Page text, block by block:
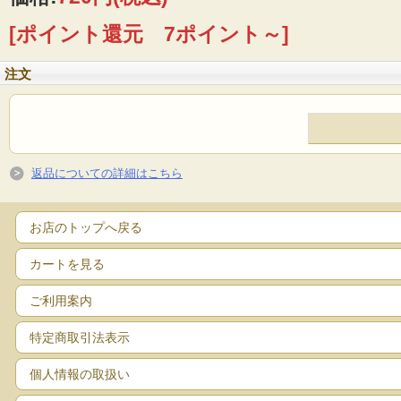
未来の子どもたちのために
北海道オーガニックデザイン風土火水は1988年創業当初よりオーガニック普及に取
ナチュラル・ココオーガニックカフ
自然菜園ふたば(芽室町)の農薬や化学肥料を使わないで育てたかぼちゃを使用して甘
[ポイント還元 7ポイント～]
注文
返品についての詳細はこちら
お店のトップへ戻る
カートを見る
ご利用案内
特定商取引法表示
個人情報の取扱い